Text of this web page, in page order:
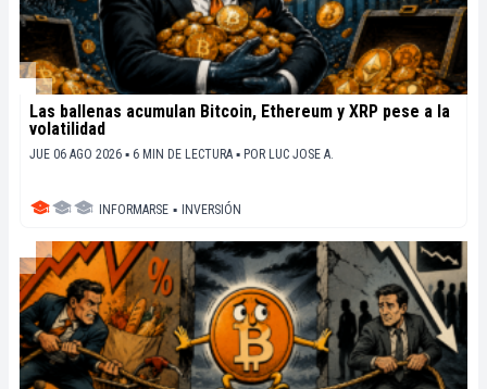
Las ballenas acumulan Bitcoin, Ethereum y XRP pese a la
volatilidad
JUE 06 AGO 2026 ▪ 6 MIN DE LECTURA ▪ POR LUC JOSE A.
INFORMARSE ▪ INVERSIÓN